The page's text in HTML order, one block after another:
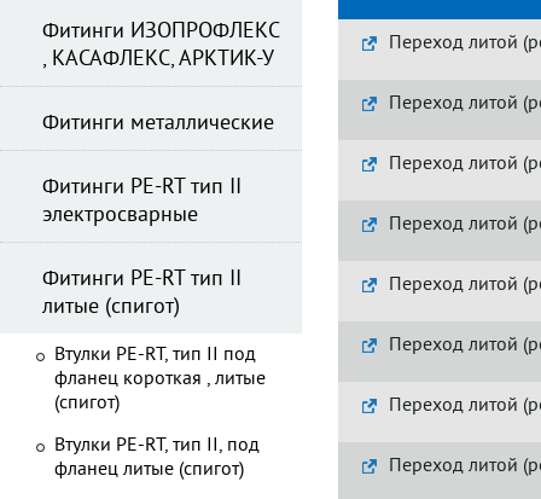
Переход литой
Переход литой
Переход литой
Переход литой
Переход литой
Переход литой
Переход литой
Переход литой
Фитинги ИЗОПРОФЛЕКС
, КАСАФЛЕКС, АРКТИК-У
Фитинги металлические
Фитинги PE-RT тип II
электросварные
Фитинги PE-RT тип II
литые (спигот)
Втулки PE-RT, тип II под
фланец короткая , литые
(спигот)
Втулки PE-RT, тип II, под
фланец литые (спигот)